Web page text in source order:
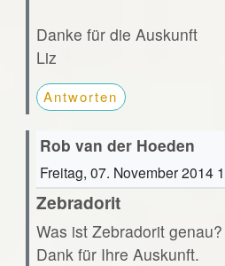
Danke für die Auskunft
Liz
Antworten
Rob van der Hoeden
Freitag, 07. November 2014
Zebradorit
Was ist Zebradorit genau?
Dank für Ihre Auskunft.